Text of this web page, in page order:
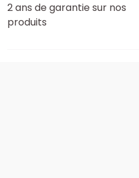
2 ans de garantie sur nos
produits